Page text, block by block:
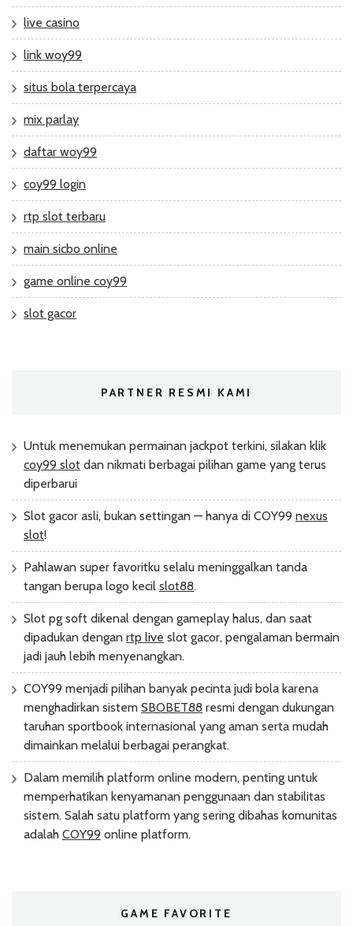
live casino
link woy99
situs bola terpercaya
mix parlay
daftar woy99
coy99 login
rtp slot terbaru
main sicbo online
game online coy99
slot gacor
PARTNER RESMI KAMI
Untuk menemukan permainan jackpot terkini, silakan klik
coy99 slot dan nikmati berbagai pilihan game yang terus
diperbarui
Slot gacor asli, bukan settingan — hanya di COY99 nexus
slot!
Pahlawan super favoritku selalu meninggalkan tanda
tangan berupa logo kecil slot88.
Slot pg soft dikenal dengan gameplay halus, dan saat
dipadukan dengan rtp live slot gacor, pengalaman bermain
jadi jauh lebih menyenangkan.
COY99 menjadi pilihan banyak pecinta judi bola karena
menghadirkan sistem SBOBET88 resmi dengan dukungan
taruhan sportbook internasional yang aman serta mudah
dimainkan melalui berbagai perangkat.
Dalam memilih platform online modern, penting untuk
memperhatikan kenyamanan penggunaan dan stabilitas
sistem. Salah satu platform yang sering dibahas komunitas
adalah COY99 online platform.
GAME FAVORITE